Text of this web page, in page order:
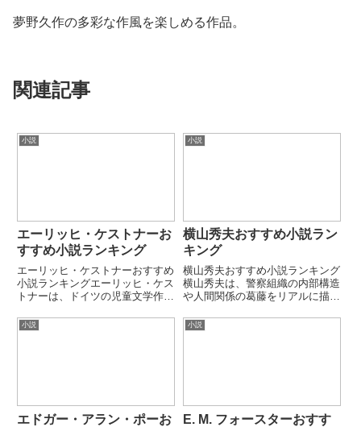
夢野久作の多彩な作風を楽しめる作品。
関連記事
小説
エーリッヒ・ケストナーお
すすめ小説ランキング
エーリッヒ・ケストナーおすすめ
小説ランキングエーリッヒ・ケス
トナーは、ドイツの児童文学作家
合させた作品で世界的に知られて
小説
横山秀夫おすすめ小説ラン
キング
横山秀夫おすすめ小説ランキング
横山秀夫は、警察組織の内部構造
や人間関係の葛藤をリアルに描く
のものよりも「組織の論理」と
小説
エドガー・アラン・ポーお
小説
E. M. フォースターおすす